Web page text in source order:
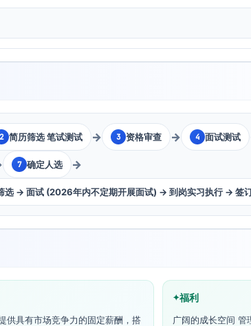
2 简历筛选 笔试测试 → 3 资格审查 → 4 面试测试
7 确定人选 →
选 → 面试 (2026年内不定期开展面试) → 到岗实习执行 → 签
供具有市场竞争力的固定薪酬，搭
福利
广阔的成长空间 管